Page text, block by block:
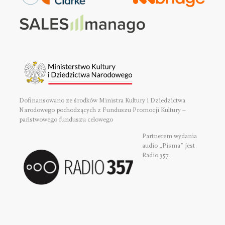
Dofinansowano ze środków Ministra Kultury i Dziedzictwa
Narodowego pochodzących z Funduszu Promocji Kultury –
państwowego funduszu celowego
Partnerem wydania
audio „Pisma” jest
Radio 357.